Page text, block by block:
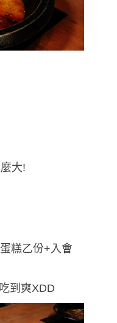
大!
糕乙份+入會
到爽XDD